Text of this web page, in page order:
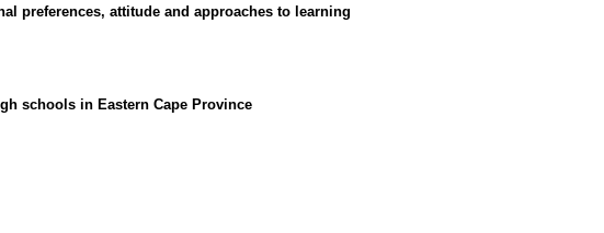
preferences, attitude and approaches to learning
schools in Eastern Cape Province